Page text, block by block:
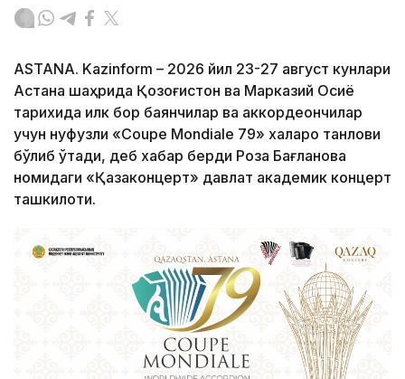
ASTANA. Kazinform – 2026 йил 23-27 август кунлари
Астана шаҳрида Қозоғистон ва Марказий Осиё
тарихида илк бор баянчилар ва аккордеончилар
учун нуфузли «Coupe Mondiale 79» халқаро танлови
бўлиб ўтади, деб хабар берди Роза Бағланова
номидаги «Қазақконцерт» давлат академик концерт
ташкилоти.